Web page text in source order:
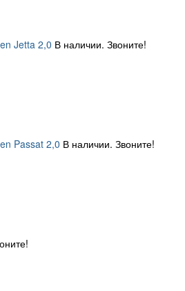
Jetta 2,0 В наличии. Звоните!
Passat 2,0 В наличии. Звоните!